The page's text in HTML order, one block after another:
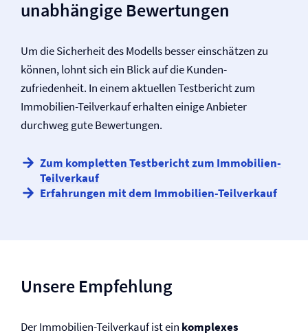
unabhängige Bewertungen
Um die Sicherheit des Modells besser einschätzen zu
können, lohnt sich ein Blick auf die Kunden­
zufriedenheit. In einem aktuellen Testbericht zum
Immobilien-Teilverkauf erhalten einige Anbieter
durchweg gute Bewertungen.
Zum kompletten Testbericht zum Immobilien-
Teilverkauf
Erfahrungen mit dem Immobilien-Teilverkauf
Unsere Empfehlung
Der Immobilien-Teilverkauf ist ein komplexes